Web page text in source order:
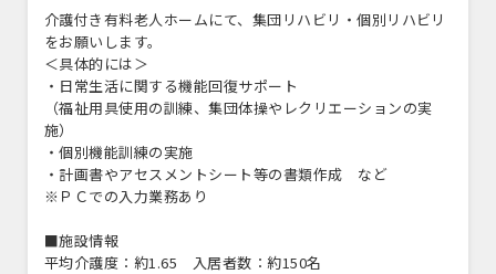
介護付き有料老人ホームにて、集団リハビリ・個別リハビリ
をお願いします。
＜具体的には＞
・日常生活に関する機能回復サポート
（福祉用具使用の訓練、集団体操やレクリエーションの実
施）
・個別機能訓練の実施
・計画書やアセスメントシート等の書類作成 など
※ＰＣでの入力業務あり
■施設情報
平均介護度：約1.65 入居者数：約150名